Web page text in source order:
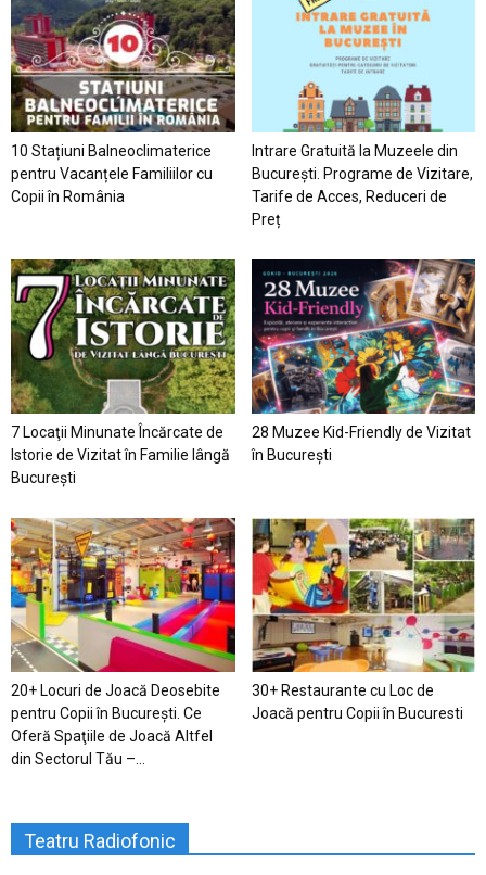
10 Stațiuni Balneoclimaterice
pentru Vacanțele Familiilor cu
Copii în România
Intrare Gratuită la Muzeele din
București. Programe de Vizitare,
Tarife de Acces, Reduceri de
Preț
7 Locaţii Minunate Încărcate de
Istorie de Vizitat în Familie lângă
București
28 Muzee Kid-Friendly de Vizitat
în București
20+ Locuri de Joacă Deosebite
pentru Copii în Bucureşti. Ce
Oferă Spaţiile de Joacă Altfel
din Sectorul Tău –...
30+ Restaurante cu Loc de
Joacă pentru Copii în Bucuresti
Teatru Radiofonic